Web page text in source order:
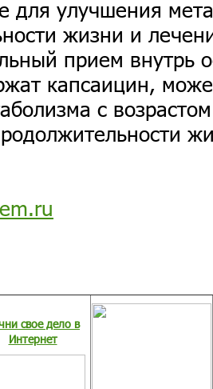
для улучшения
жизни и
прием внутрь
капсаицин,
с
свое дело в
Интернет